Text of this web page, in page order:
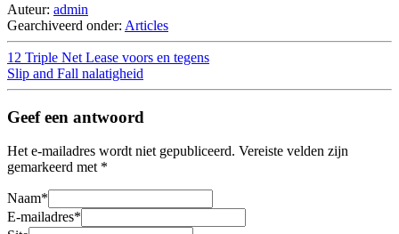
Auteur: admin
Gearchiveerd onder: Articles
12 Triple Net Lease voors en tegens
Slip and Fall nalatigheid
Geef een antwoord
Het e-mailadres wordt niet gepubliceerd. Vereiste velden zijn
gemarkeerd met *
Naam*
E-mailadres*